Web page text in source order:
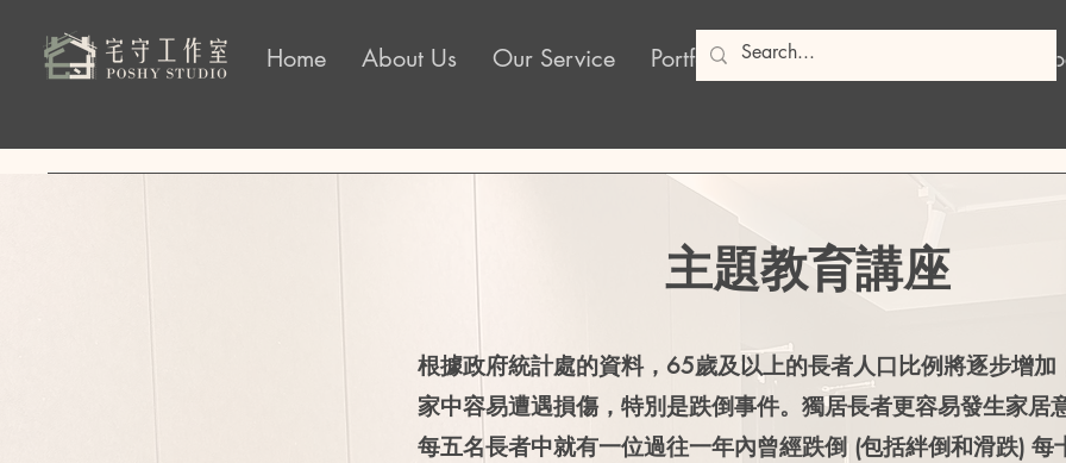
Home About Us Our Service Portfolio Products
主題教育講座
根據政府統計處的資料，65歲及以上的長者人口比例將逐步增加
家中容易遭遇損傷，特別是跌倒事件。獨居長者更容易發生家居
每五名長者中就有一位過往一年內曾經跌倒 (包括絆倒和滑跌) 每